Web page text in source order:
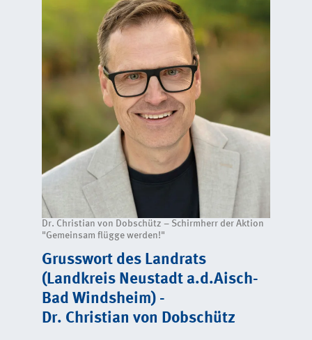
Dr. Christian von Dobschütz – Schirmherr der Aktion
"Gemeinsam flügge werden!"
Grusswort des Landrats
(Landkreis Neustadt a.d.Aisch-
Bad Windsheim) -
Dr. Christian von Dobschütz